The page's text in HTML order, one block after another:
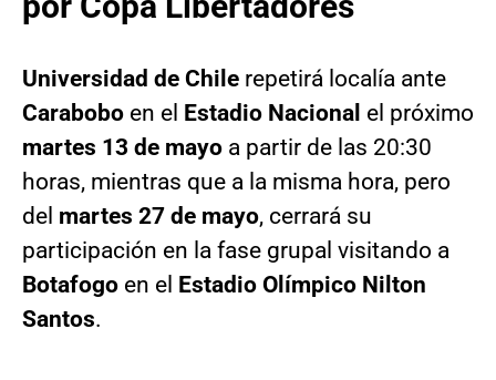
Universidad de Chile repetirá localía ante
Carabobo en el Estadio Nacional el próximo
martes 13 de mayo a partir de las 20:30
horas, mientras que a la misma hora, pero
del martes 27 de mayo, cerrará su
participación en la fase grupal visitando a
Botafogo en el Estadio Olímpico Nilton
Santos.